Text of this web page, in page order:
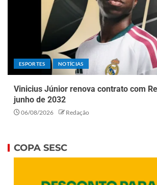
ESPORTES NOTÍCIAS
Vinicius Júnior renova contrato com
junho de 2032
06/08/2026 Redação
COPA SESC